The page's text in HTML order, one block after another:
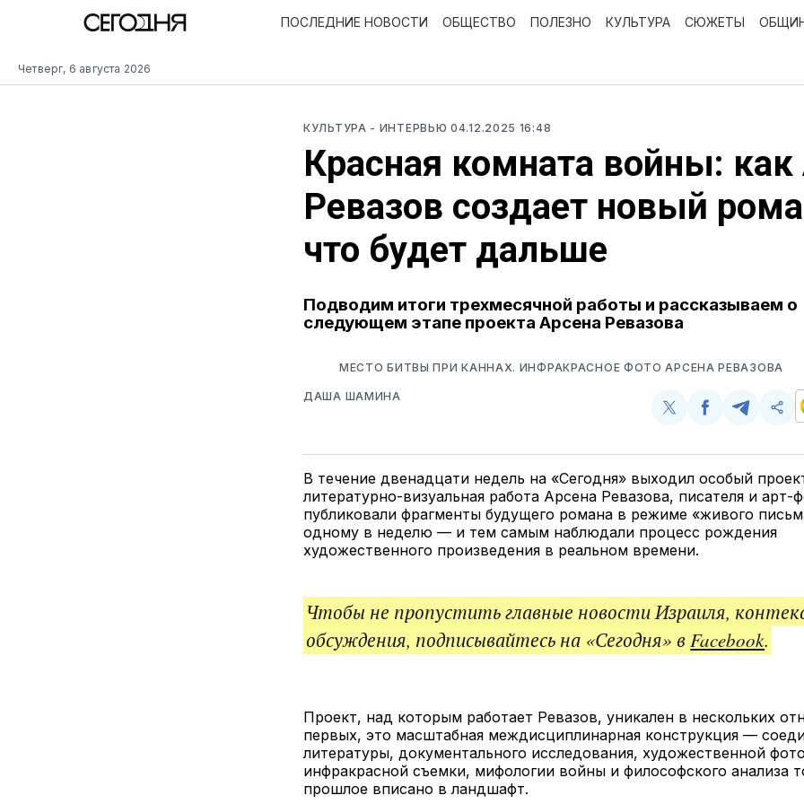
Четверг, 6 августа 2026
ПОСЛЕДНИЕ НОВОСТИ ОБЩЕСТВО ПОЛЕЗНО КУЛЬТУРА СЮЖЕТЫ
КУЛЬТУРА - ИНТЕРВЬЮ04.12.2025 16:48
Красная комната войны: как
Ревазов создает новый
что будет дальше
Подводим итоги трехмесячной работы и рассказываем о
следующем этапе проекта Арсена Ревазова
МЕСТО БИТВЫ ПРИ КАННАХ. ИНФРАКРАСНОЕ ФОТО АРСЕНА РЕВАЗОВА
ДАША ШАМИНА
Поделиться
Twitter
Поделиться
FacebookTelegram
В течение двенадцати недель на «Сегодня» выходил особый
литературно-визуальная работа Арсена Ревазова, писателя и
публиковали фрагменты будущего романа в режиме «живого
одному в неделю — и тем самым наблюдали процесс рождения
художественного произведения в реальном времени.
Чтобы не пропустить главные новости Израиля,
обсуждения, подписывайтесь на «Сегодня» вFacebook.
Проект, над которым работает Ревазов, уникален в нескольких
первых, это масштабная междисциплинарная конструкция —
литературы, документального исследования, художественной
инфракрасной съемки, мифологии войны и философского анализа
прошлое вписано в ландшафт.